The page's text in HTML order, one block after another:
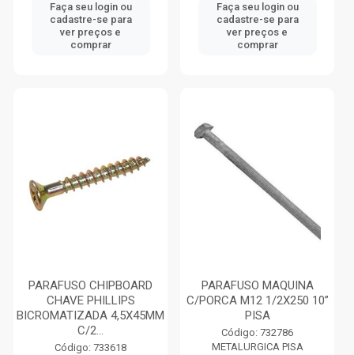
Faça seu login ou
cadastre-se para
ver preços e
comprar
Faça seu login ou
cadastre-se para
ver preços e
comprar
PARAFUSO CHIPBOARD
CHAVE PHILLIPS
BICROMATIZADA 4,5X45MM
C/2...
Código: 733618
PARAFUSO MAQUINA
C/PORCA M12 1/2X250 10”
PISA
Código: 732786
METALURGICA PISA